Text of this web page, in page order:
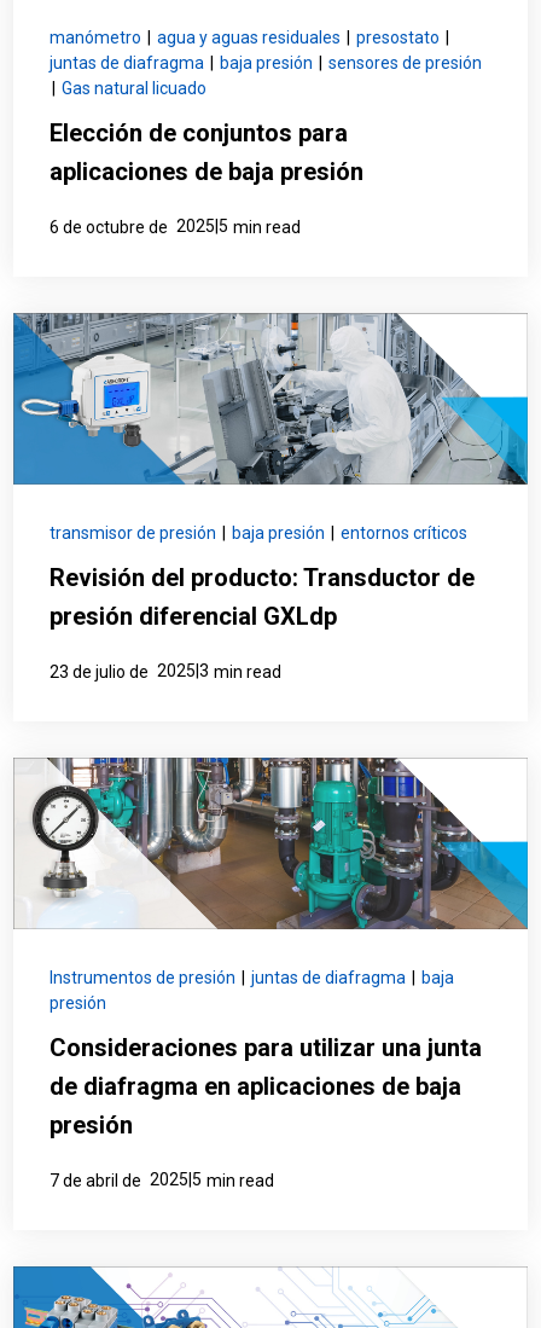
manómetro agua y aguas residuales presostato
juntas de diafragma
baja presión
sensores de presión
Gas natural licuado
Elección de conjuntos para
aplicaciones de baja presión
6 de octubre de 2025|5 min read
transmisor de presión baja presión entornos críticos
Revisión del producto: Transductor de
presión diferencial GXLdp
23 de julio de 2025|3 min read
Instrumentos de presión juntas de diafragma
baja
presión
Consideraciones para utilizar una junta
de diafragma en aplicaciones de baja
presión
7 de abril de 2025|5 min read